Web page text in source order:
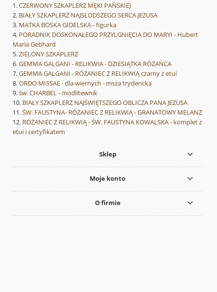
CZERWONY SZKAPLERZ MĘKI PAŃSKIEJ
BIAŁY SZKAPLERZ NAJSŁODSZEGO SERCA JEZUSA
MATKA BOSKA GIDELSKA - figurka
PORADNIK DOSKONAŁEGO PRZYLGNIĘCIA DO MARYI - Hubert
Maria Gebhard
ZIELONY SZKAPLERZ
GEMMA GALGANI - RELIKWIA - DZIESIĄTKA RÓŻAŃCA
GEMMA GALGANI - RÓŻANIEC Z RELIKWIĄ czarny z etui
ORDO MISSAE - dla wiernych - msza trydencka
św. CHARBEL - modlitewnik
BIAŁY SZKAPLERZ NAJŚWIĘTSZEGO OBLICZA PANA JEZUSA
ŚW. FAUSTYNA- RÓŻANIEC Z RELIKWIĄ - GRANATOWY MELANŻ
RÓŻANIEC Z RELIKWIĄ - ŚW. FAUSTYNA KOWALSKA - komplet z
etui i certyfikatem
Sklep
Moje konto
O firmie